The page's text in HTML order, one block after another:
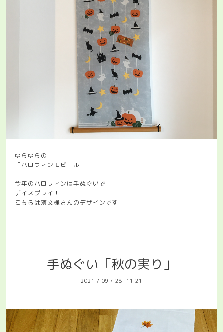
ゆらゆらの
「ハロウィンモビール」
今年のハロウィンは手ぬぐいで
デイスプレイ！
こちらは濱文様さんのデザインです.
手ぬぐい「秋の実り」
2021 / 09 / 28 11:21